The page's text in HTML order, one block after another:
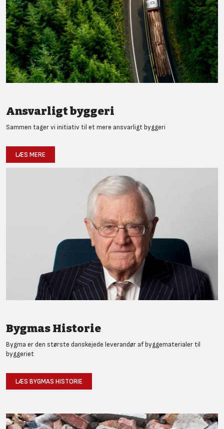
Ansvarligt byggeri
Sammen tager vi initiativ til et mere ansvarligt byggeri
LÆS MERE
Bygmas Historie
Bygma er den største danskejede leverandør af byggematerialer til
byggeriet
LÆS BYGMAS HISTORIE